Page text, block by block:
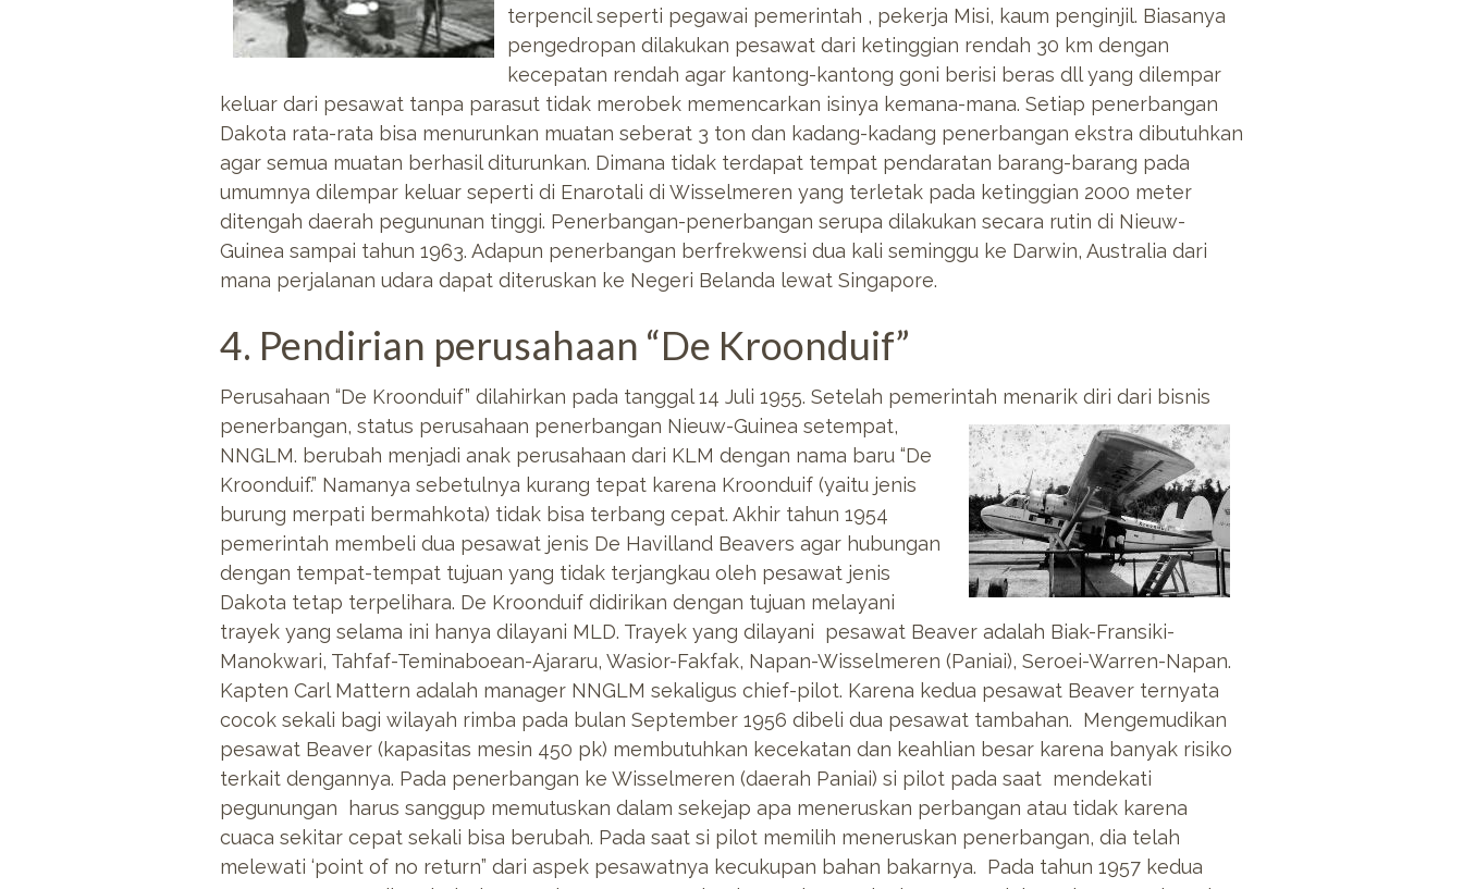
terpencil seperti pegawai pemerintah , pekerja Misi, kaum penginjil. Biasanya
pengedropan dilakukan pesawat dari ketinggian rendah 30 km dengan
kecepatan rendah agar kantong-kantong goni berisi beras dll yang dilempar
keluar dari pesawat tanpa parasut tidak merobek memencarkan isinya kemana-mana. Setiap penerbangan
Dakota rata-rata bisa menurunkan muatan seberat 3 ton dan kadang-kadang penerbangan ekstra dibutuhkan
agar semua muatan berhasil diturunkan. Dimana tidak terdapat tempat pendaratan barang-barang pada
umumnya dilempar keluar seperti di Enarotali di Wisselmeren yang terletak pada ketinggian 2000 meter
ditengah daerah pegununan tinggi. Penerbangan-penerbangan serupa dilakukan secara rutin di Nieuw-
Guinea sampai tahun 1963. Adapun penerbangan berfrekwensi dua kali seminggu ke Darwin, Australia dari
mana perjalanan udara dapat diteruskan ke Negeri Belanda lewat Singapore.
4. Pendirian perusahaan “De Kroonduif”
Perusahaan “De Kroonduif” dilahirkan pada tanggal 14 Juli 1955. Setelah pemerintah menarik diri dari bisnis
penerbangan, status perusahaan penerbangan Nieuw-Guinea setempat,
NNGLM. berubah menjadi anak perusahaan dari KLM dengan nama baru “De
Kroonduif.” Namanya sebetulnya kurang tepat karena Kroonduif (yaitu jenis
burung merpati bermahkota) tidak bisa terbang cepat. Akhir tahun 1954
pemerintah membeli dua pesawat jenis De Havilland Beavers agar hubungan
dengan tempat-tempat tujuan yang tidak terjangkau oleh pesawat jenis
Dakota tetap terpelihara. De Kroonduif didirikan dengan tujuan melayani
trayek yang selama ini hanya dilayani MLD. Trayek yang dilayani pesawat Beaver adalah Biak-Fransiki-
Manokwari, Tahfaf-Teminaboean-Ajararu, Wasior-Fakfak, Napan-Wisselmeren (Paniai), Seroei-Warren-Napan.
Kapten Carl Mattern adalah manager NNGLM sekaligus chief-pilot. Karena kedua pesawat Beaver ternyata
cocok sekali bagi wilayah rimba pada bulan September 1956 dibeli dua pesawat tambahan. Mengemudikan
pesawat Beaver (kapasitas mesin 450 pk) membutuhkan kecekatan dan keahlian besar karena banyak risiko
terkait dengannya. Pada penerbangan ke Wisselmeren (daerah Paniai) si pilot pada saat mendekati
pegunungan harus sanggup memutuskan dalam sekejap apa meneruskan perbangan atau tidak karena
cuaca sekitar cepat sekali bisa berubah. Pada saat si pilot memilih meneruskan penerbangan, dia telah
melewati ‘point of no return” dari aspek pesawatnya kecukupan bahan bakarnya. Pada tahun 1957 kedua